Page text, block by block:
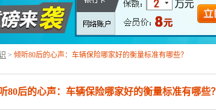
> 倾听80后的心声：车辆保险哪家好的衡量标准有哪些？
80后的心声：车辆保险哪家好的衡量标准有哪些？